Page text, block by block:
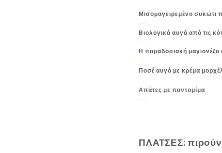
Μισομαγειρεμένο συκώτι
Βιολογικά αυγά από τις
Η παραδοσιακή μαγιονέζα
Ποσέ αυγό με κρέμα
Απάτες με παντομίμα
ΠΛΑΤΣΕΣ: